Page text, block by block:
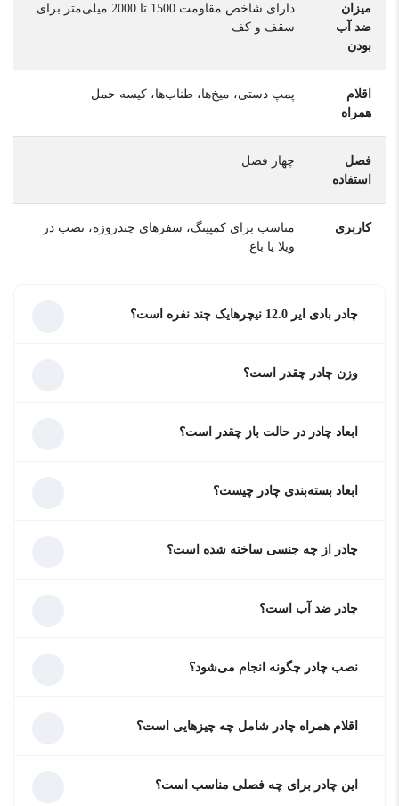
میزان
ضد آب
بودن
دارای شاخص مقاومت 1500 تا 2000 میلی‌متر برای
سقف و کف
اقلام
همراه
پمپ دستی، میخ‌ها، طناب‌ها، کیسه حمل
فصل
استفاده
چهار فصل
کاربری
مناسب برای کمپینگ، سفرهای چندروزه، نصب در
ویلا یا باغ
چادر بادی ایر 12.0 نیچرهایک چند نفره است؟
وزن چادر چقدر است؟
ابعاد چادر در حالت باز چقدر است؟
ابعاد بسته‌بندی چادر چیست؟
چادر از چه جنسی ساخته شده است؟
چادر ضد آب است؟
نصب چادر چگونه انجام می‌شود؟
اقلام همراه چادر شامل چه چیزهایی است؟
این چادر برای چه فصلی مناسب است؟